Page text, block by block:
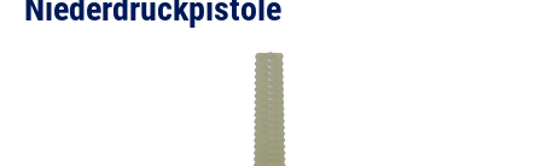
Niederdruckpistole
Bildergalerie überspringen